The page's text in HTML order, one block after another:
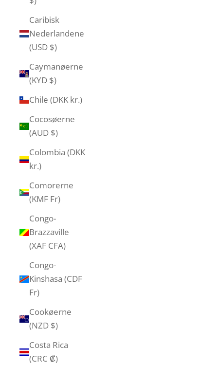
Caribisk
Nederlandene
(USD $)
Caymanøerne
(KYD $)
Chile (DKK kr.)
Cocosøerne
(AUD $)
Colombia (DKK
kr.)
Comorerne
(KMF Fr)
Congo-
Brazzaville
(XAF CFA)
Congo-
Kinshasa (CDF
Fr)
Cookøerne
(NZD $)
Costa Rica
(CRC ₡)